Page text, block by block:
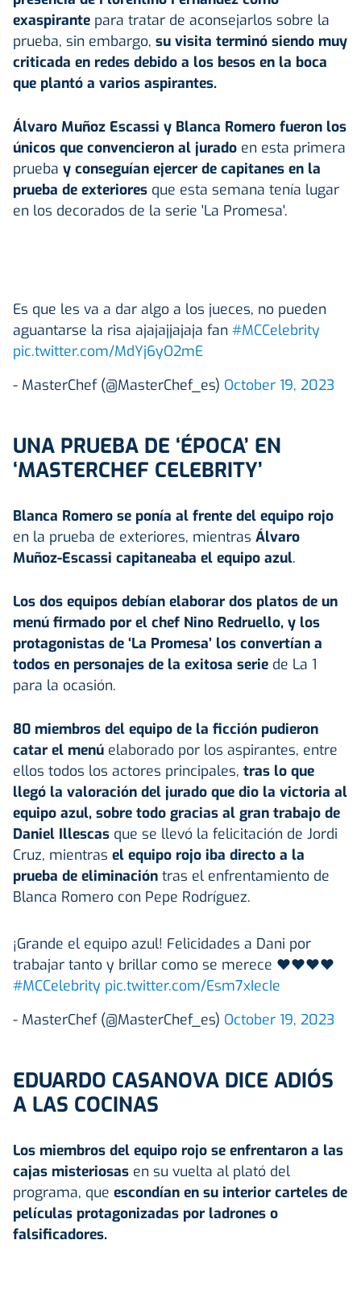
exaspirante para tratar de aconsejarlos sobre la
prueba, sin embargo, su visita terminó siendo muy
criticada en redes debido a los besos en la boca
que plantó a varios aspirantes.
Álvaro Muñoz Escassi y Blanca Romero fueron los
únicos que convencieron al jurado en esta primera
prueba y conseguían ejercer de capitanes en la
prueba de exteriores que esta semana tenía lugar
en los decorados de la serie 'La Promesa'.
Es que les va a dar algo a los jueces, no pueden
aguantarse la risa ajajajjajaja fan #MCCelebrity
pic.twitter.com/MdYj6yO2mE
- MasterChef (@MasterChef_es) October 19, 2023
UNA PRUEBA DE ‘ÉPOCA’ EN
‘MASTERCHEF CELEBRITY’
Blanca Romero se ponía al frente del equipo rojo
en la prueba de exteriores, mientras Álvaro
Muñoz-Escassi capitaneaba el equipo azul.
Los dos equipos debían elaborar dos platos de un
menú firmado por el chef Nino Redruello, y los
protagonistas de ‘La Promesa’ los convertían a
todos en personajes de la exitosa serie de La 1
para la ocasión.
80 miembros del equipo de la ficción pudieron
catar el menú elaborado por los aspirantes, entre
ellos todos los actores principales, tras lo que
llegó la valoración del jurado que dio la victoria al
equipo azul, sobre todo gracias al gran trabajo de
Daniel Illescas que se llevó la felicitación de Jordi
Cruz, mientras el equipo rojo iba directo a la
prueba de eliminación tras el enfrentamiento de
Blanca Romero con Pepe Rodríguez.
¡Grande el equipo azul! Felicidades a Dani por
trabajar tanto y brillar como se merece ❤️❤️❤️❤️
#MCCelebrity pic.twitter.com/Esm7xIecIe
- MasterChef (@MasterChef_es) October 19, 2023
EDUARDO CASANOVA DICE ADIÓS
A LAS COCINAS
Los miembros del equipo rojo se enfrentaron a las
cajas misteriosas en su vuelta al plató del
programa, que escondían en su interior carteles de
películas protagonizadas por ladrones o
falsificadores.